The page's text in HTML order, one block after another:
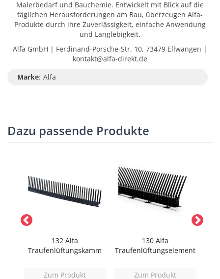
Malerbedarf und Bauchemie. Entwickelt mit Blick auf die
täglichen Herausforderungen am Bau, überzeugen Alfa-
Produkte durch ihre Zuverlässigkeit, einfache Anwendung
und Langlebigkeit.
Alfa GmbH | Ferdinand-Porsche-Str. 10, 73479 Ellwangen |
kontakt@alfa-direkt.de
Marke: Alfa
Dazu passende Produkte
132 Alfa
Traufenlüftungskamm
Zum Produkt
130 Alfa
Traufenlüftungselement
Zum Produkt